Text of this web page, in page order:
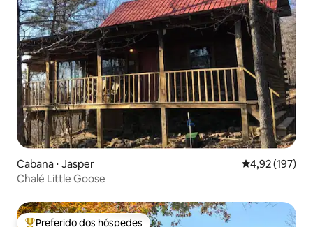
Cabana ⋅ Jasper 4,92 de uma
4,92 (197)
Chalé Little Goose
Preferido dos hóspedes